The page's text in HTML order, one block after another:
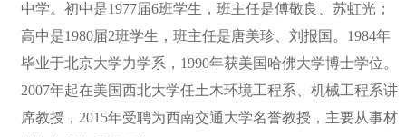
中学。初中是1977届6班学生，班主任是傅敬良、苏虹光；
高中是1980届2班学生，班主任是唐美珍、刘报国。1984年
毕业于北京大学力学系，1990年获美国哈佛大学博士学位。
2007年起在美国西北大学任土木环境工程系、机械工程系讲
席教授，2015年受聘为西南交通大学名誉教授，主要从事材